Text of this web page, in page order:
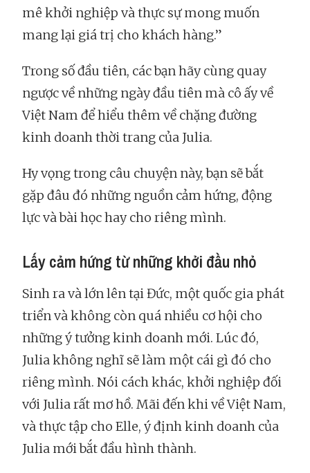
mê khởi nghiệp và thực sự mong muốn
mang lại giá trị cho khách hàng.”
Trong số đầu tiên, các bạn hãy cùng quay
ngược về những ngày đầu tiên mà cô ấy về
Việt Nam để hiểu thêm về chặng đường
kinh doanh thời trang của Julia.
Hy vọng trong câu chuyện này, bạn sẽ bắt
gặp đâu đó những nguồn cảm hứng, động
lực và bài học hay cho riêng mình.
Lấy cảm hứng từ những khởi đầu nhỏ
Sinh ra và lớn lên tại Đức, một quốc gia phát
triển và không còn quá nhiều cơ hội cho
những ý tưởng kinh doanh mới. Lúc đó,
Julia không nghĩ sẽ làm một cái gì đó cho
riêng mình. Nói cách khác, khởi nghiệp đối
với Julia rất mơ hồ. Mãi đến khi về Việt Nam,
và thực tập cho Elle, ý định kinh doanh của
Julia mới bắt đầu hình thành.